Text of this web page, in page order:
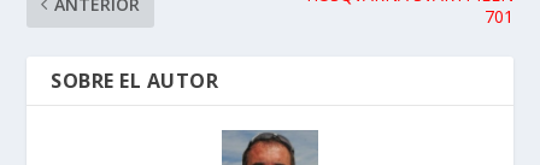
ARTÍCULOS RELACIONADOS
¿MANOS CONGELADAS EN MOTO? NO TE PIERDAS
LA PRUEBA DE LOS GUANTES ELÉCTRICOS